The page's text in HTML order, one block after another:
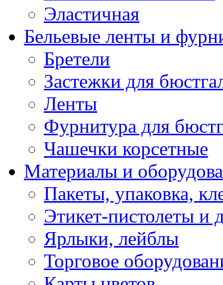
Эластичная
Бельевые ленты и
Бретели
Застежки для
Ленты
Фурнитура для
Чашечки корсетные
Материалы и
Пакеты, упаковка,
Этикет-пистолеты и
Ярлыки, лейблы
Торговое